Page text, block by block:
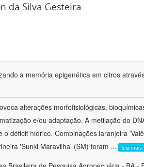
da Silva Gesteira
a memória epigenética em citros
alterações morfofisiológicas,
e/ou adaptação. A metilação do
o déficit hídrico. Combinações laranjeira
'Sunki Maravilha' (SM) foram ... leia mais